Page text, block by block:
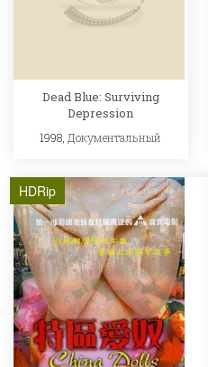
Dead Blue: Surviving
Depression
1998, Документальный
HDRip